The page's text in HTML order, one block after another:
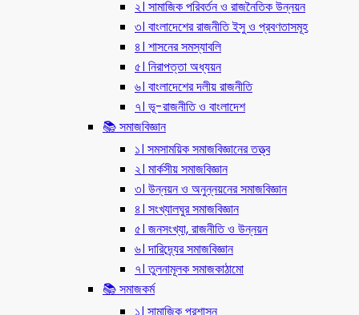
২। সামাজিক পরিবর্তন ও রাজনৈতিক উন্নয়ন
৩। বাংলাদেশের রাজনীতি ইসু ও প্রবণতাসমূহ
৪। শাসনের সমস্যাবলি
৫। নিরাপত্তা অধ্যয়ন
৬। বাংলাদেশের দলীয় রাজনীতি
৭। ভূ-রাজনীতি ও বাংলাদেশ
📚 সমাজবিজ্ঞান
১। সমসাময়িক সমাজবিজ্ঞানের তত্ত্ব
২। মার্কসীয় সমাজবিজ্ঞান
৩। উন্নয়ন ও অনুন্নয়নের সমাজবিজ্ঞান
৪। সংখ্যালঘুর সমাজবিজ্ঞান
৫। জনসংখ্যা, রাজনীতি ও উন্নয়ন
৬। দারিদ্র্যের সমাজবিজ্ঞান
৭। তুলনামূলক সমাজকাঠামো
📚 সমাজকর্ম